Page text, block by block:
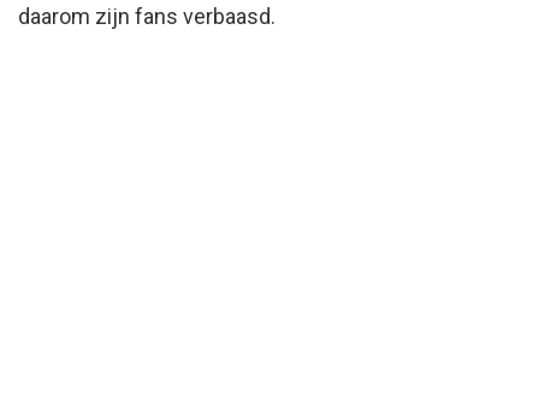
daarom zijn fans verbaasd.